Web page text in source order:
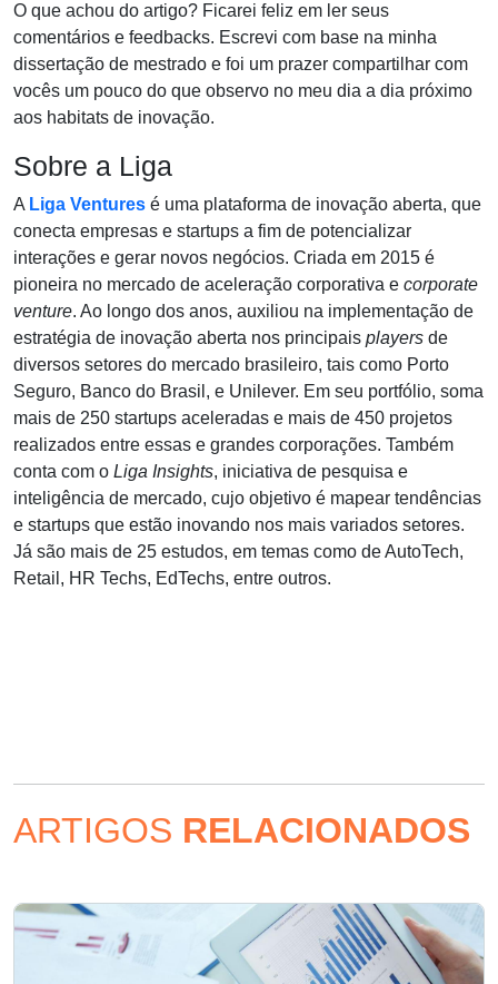
O que achou do artigo? Ficarei feliz em ler seus
comentários e feedbacks. Escrevi com base na minha
dissertação de mestrado e foi um prazer compartilhar com
vocês um pouco do que observo no meu dia a dia próximo
aos habitats de inovação.
Sobre a Liga
A Liga Ventures é uma plataforma de inovação aberta, que
conecta empresas e startups a fim de potencializar
interações e gerar novos negócios. Criada em 2015 é
pioneira no mercado de aceleração corporativa e corporate
venture. Ao longo dos anos, auxiliou na implementação de
estratégia de inovação aberta nos principais players de
diversos setores do mercado brasileiro, tais como Porto
Seguro, Banco do Brasil, e Unilever. Em seu portfólio, soma
mais de 250 startups aceleradas e mais de 450 projetos
realizados entre essas e grandes corporações. Também
conta com o Liga Insights, iniciativa de pesquisa e
inteligência de mercado, cujo objetivo é mapear tendências
e startups que estão inovando nos mais variados setores.
Já são mais de 25 estudos, em temas como de AutoTech,
Retail, HR Techs, EdTechs, entre outros.
ARTIGOS RELACIONADOS